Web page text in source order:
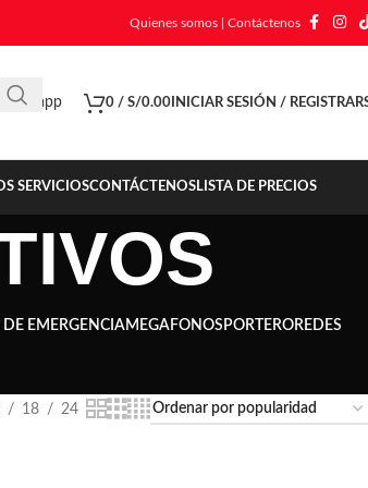
Quienes somos Contáctenos
Whatsapp 0 / S/0.00 INICIAR SESIÓN /
SERVICIOSCONTÁCTENOSLISTA DE PRECIOS
DE EMERGENCIA MEGAFONOS PORTEROREDES
18 24